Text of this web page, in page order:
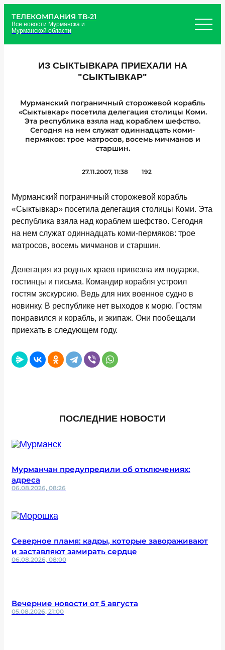
ТЕЛЕКОМПАНИЯ ТВ-21
Все новости Мурманска и
Мурманской области
ИЗ СЫКТЫВКАРА ПРИЕХАЛИ НА
"СЫКТЫВКАР"
Мурманский пограничный сторожевой корабль
«Сыктывкар» посетила делегация столицы Коми.
Эта республика взяла над кораблем шефство.
Сегодня на нем служат одиннадцать коми-
пермяков: трое матросов, восемь мичманов и
старшин.
27.11.2007, 11:38 192
Мурманский пограничный сторожевой корабль
«Сыктывкар» посетила делегация столицы Коми. Эта
республика взяла над кораблем шефство. Сегодня
на нем служат одиннадцать коми-пермяков: трое
матросов, восемь мичманов и старшин.
Делегация из родных краев привезла им подарки,
гостинцы и письма. Командир корабля устроил
гостям экскурсию. Ведь для них военное судно в
новинку. В республике нет выходов к морю. Гостям
понравился и корабль, и экипаж. Они пообещали
приехать в следующем году.
ПОСЛЕДНИЕ НОВОСТИ
Мурманчан предупредили об отключениях:
адреса
06.08.2026, 08:26
Северное пламя: кадры, которые завораживают
и заставляют замирать сердце
06.08.2026, 08:00
Вечерние новости от 5 августа
05.08.2026, 21:00